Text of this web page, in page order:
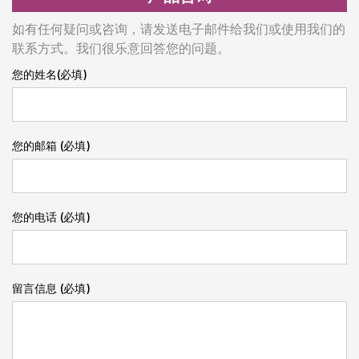
如有任何疑问或咨询，请发送电子邮件给我们或使用我们的
联系方式。我们很乐意回答您的问题。
您的姓名(必填)
您的邮箱 (必填)
您的电话 (必填)
留言信息 (必填)